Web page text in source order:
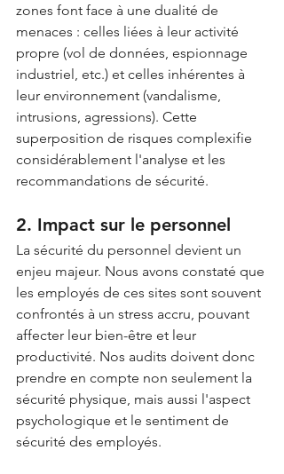
zones font face à une dualité de
menaces : celles liées à leur activité
propre (vol de données, espionnage
industriel, etc.) et celles inhérentes à
leur environnement (vandalisme,
intrusions, agressions). Cette
superposition de risques complexifie
considérablement l'analyse et les
recommandations de sécurité.
2. Impact sur le personnel
La sécurité du personnel devient un
enjeu majeur. Nous avons constaté que
les employés de ces sites sont souvent
confrontés à un stress accru, pouvant
affecter leur bien-être et leur
productivité. Nos audits doivent donc
prendre en compte non seulement la
sécurité physique, mais aussi l'aspect
psychologique et le sentiment de
sécurité des employés.